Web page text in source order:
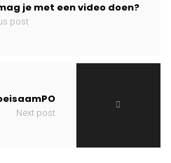
je met een video doen?
post
Next post